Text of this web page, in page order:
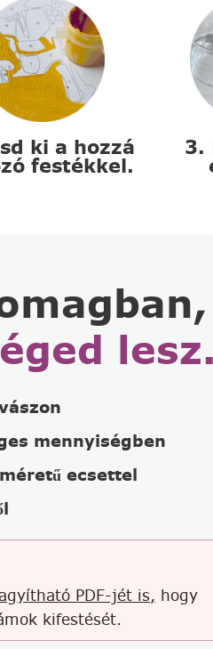
ki a hozzá
festékkel.
3.
lesz.
mennyiségben
ecsettel
PDF-jét is, hogy
kifestését.